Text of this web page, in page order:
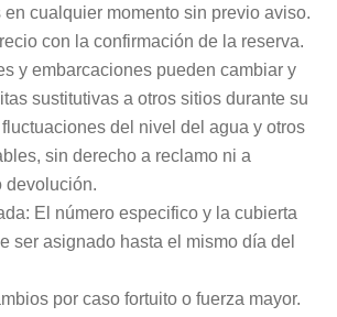
cualquier momento sin previo aviso.
con la confirmación de la reserva.
y embarcaciones pueden cambiar y
sustitutivas a otros sitios durante su
del nivel del agua y otros
sin derecho a reclamo ni a
devolución.
El número especifico y la cubierta
ser asignado hasta el mismo día del
por caso fortuito o fuerza mayor.